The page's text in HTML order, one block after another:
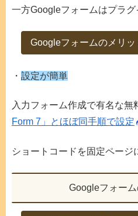
一方Googleフォームはプラグ
Googleフォームのメリッ
・ 設定が簡単
入力フォーム作成で有名な無
Form 7」とほぼ同手順で設定
ショートコードを固定ページ
Googleフォー